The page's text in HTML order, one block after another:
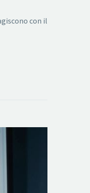
con il